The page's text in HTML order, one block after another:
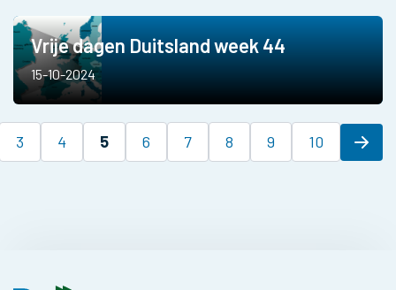
Vrije dagen Duitsland week 44
15-10-2024
3 4 5 6 7 8 9 10